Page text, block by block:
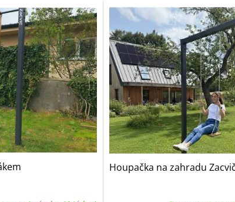
Houpačka na zahradu Zacvič